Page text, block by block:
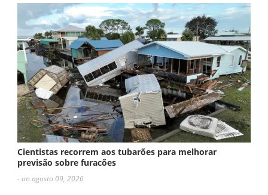
Cientistas recorrem aos tubarões para melhorar
previsão sobre furacões
- on agosto 09, 2026